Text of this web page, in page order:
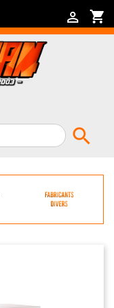
shopping_cart

